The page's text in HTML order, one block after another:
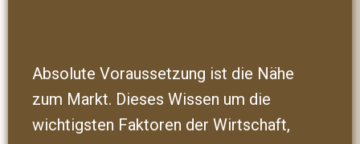
Absolute Voraussetzung ist die Nähe
zum Markt. Dieses Wissen um die
wichtigsten Faktoren der Wirtschaft,